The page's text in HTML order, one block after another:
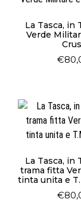
La Tasca, in
Verde
€
La Tasca, in
trama fitta
tinta unita e
€